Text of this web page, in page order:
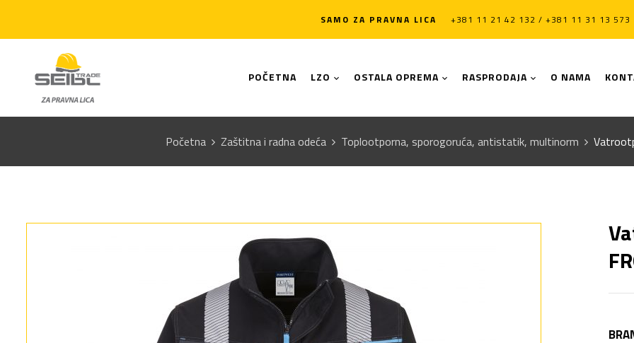
SAMO ZA PRAVNA LICA +381 11 21 42 132 / +381 11 31 13 573
POČETNA LZO OSTALA OPREMA RASPRODAJA O NAMA
Početna Zaštitna i radna odeća Toplootporna, sporogoruća, antistatik, multinorm